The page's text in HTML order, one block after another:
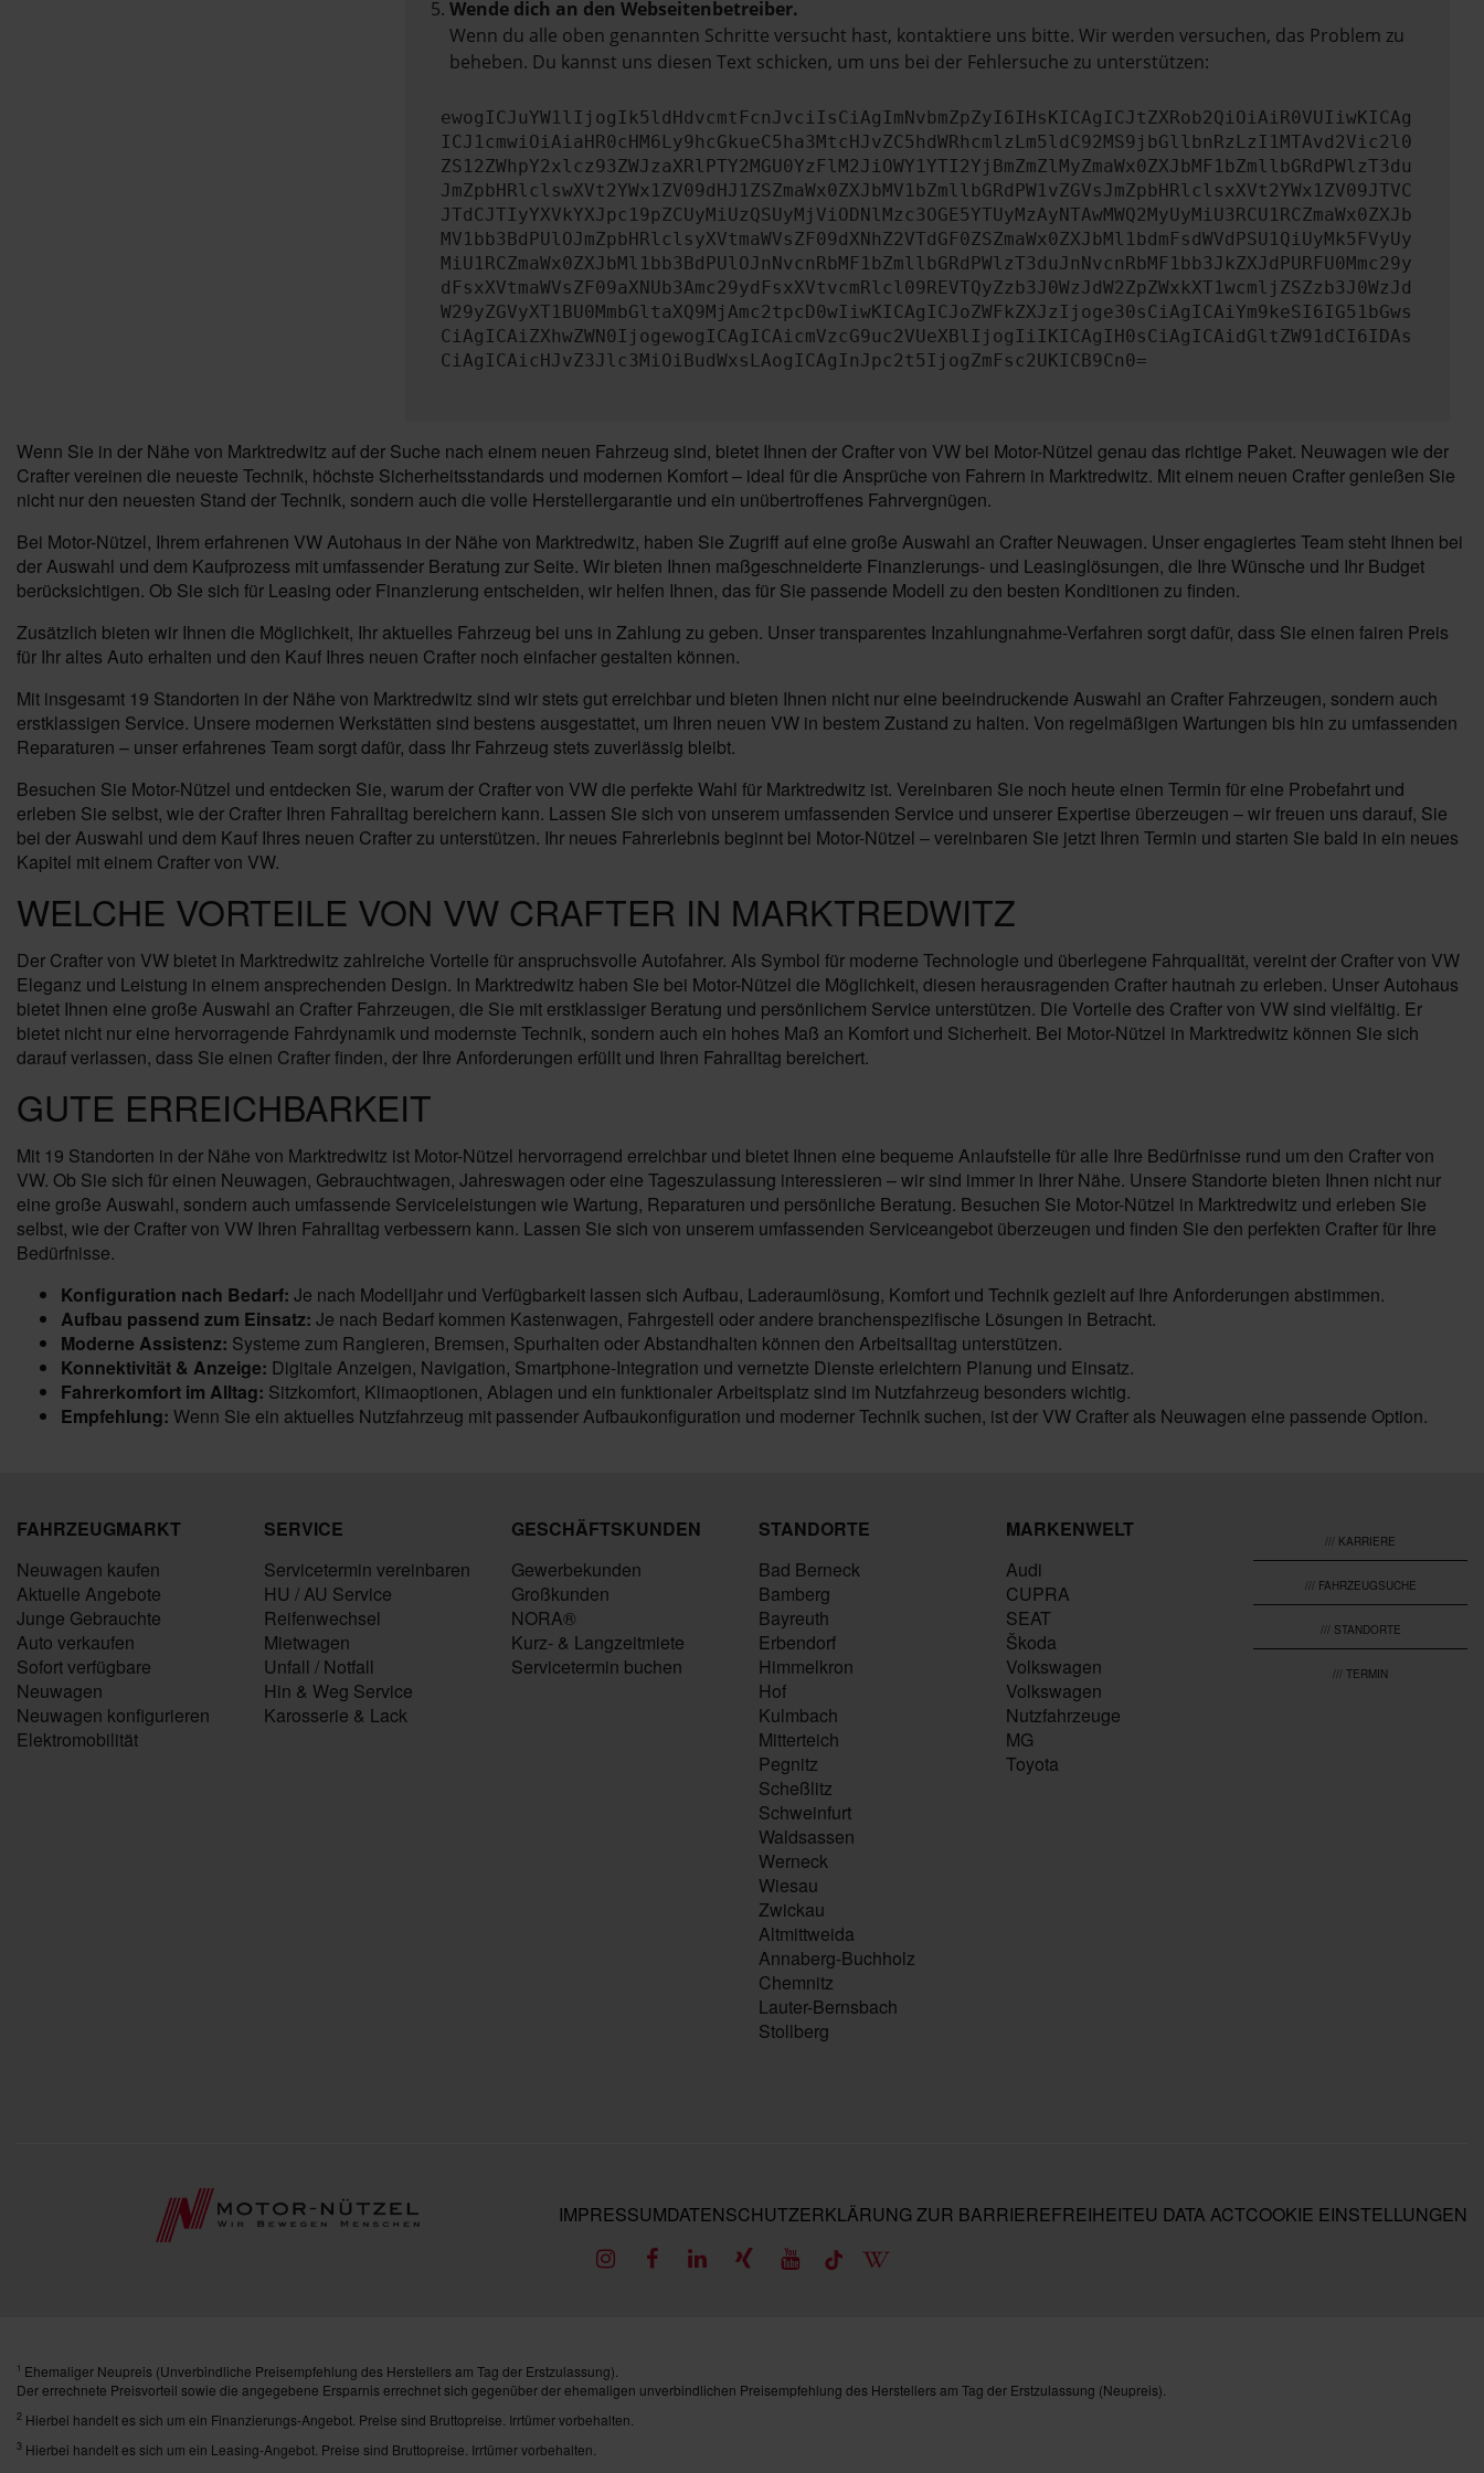
Wende dich an den Webseitenbetreiber.
Wenn du alle oben genannten Schritte versucht hast, kontaktiere uns bitte. Wir werden versuchen, das Problem zu
beheben. Du kannst uns diesen Text schicken, um uns bei der Fehlersuche zu unterstützen:
ewogICJuYW1lIjogIk5ldHdvcmtFcnJvciIsCiAgImNvbmZpZyI6IHsKICAgICJtZXRob2QiOiAiR0VUIiwKICAg
ICJ1cmwiOiAiaHR0cHM6Ly9hcGkueC5ha3MtcHJvZC5hdWRhcmlzLm5ldC92MS9jbGllbnRzLzI1MTAvd2Vic2l0
ZS12ZWhpY2xlcz93ZWJzaXRlPTY2MGU0YzFlM2JiOWY1YTI2YjBmZmZlMyZmaWx0ZXJbMF1bZmllbGRdPWlzT3du
JmZpbHRlclswXVt2YWx1ZV09dHJ1ZSZmaWx0ZXJbMV1bZmllbGRdPW1vZGVsJmZpbHRlclsxXVt2YWx1ZV09JTVC
JTdCJTIyYXVkYXJpc19pZCUyMiUzQSUyMjViODNlMzc3OGE5YTUyMzAyNTAwMWQ2MyUyMiU3RCU1RCZmaWx0ZXJb
MV1bb3BdPUlOJmZpbHRlclsyXVtmaWVsZF09dXNhZ2VTdGF0ZSZmaWx0ZXJbMl1bdmFsdWVdPSU1QiUyMk5FVyUy
MiU1RCZmaWx0ZXJbMl1bb3BdPUlOJnNvcnRbMF1bZmllbGRdPWlzT3duJnNvcnRbMF1bb3JkZXJdPURFU0Mmc29y
dFsxXVtmaWVsZF09aXNUb3Amc29ydFsxXVtvcmRlcl09REVTQyZzb3J0WzJdW2ZpZWxkXT1wcmljZSZzb3J0WzJd
W29yZGVyXT1BU0MmbGltaXQ9MjAmc2tpcD0wIiwKICAgICJoZWFkZXJzIjoge30sCiAgICAiYm9keSI6IG51bGws
CiAgICAiZXhwZWN0IjogewogICAgICAicmVzcG9uc2VUeXBlIjogIiIKICAgIH0sCiAgICAidGltZW91dCI6IDAs
CiAgICAicHJvZ3Jlc3MiOiBudWxsLAogICAgInJpc2t5IjogZmFsc2UKICB9Cn0=
Wenn Sie in der Nähe von Marktredwitz auf der Suche nach einem neuen Fahrzeug sind, bietet Ihnen der Crafter von VW bei Motor-Nützel genau das richtige Paket. Neuwagen wie der
Crafter vereinen die neueste Technik, höchste Sicherheitsstandards und modernen Komfort – ideal für die Ansprüche von Fahrern in Marktredwitz. Mit einem neuen Crafter genießen Sie
nicht nur den neuesten Stand der Technik, sondern auch die volle Herstellergarantie und ein unübertroffenes Fahrvergnügen.
Bei Motor-Nützel, Ihrem erfahrenen VW Autohaus in der Nähe von Marktredwitz, haben Sie Zugriff auf eine große Auswahl an Crafter Neuwagen. Unser engagiertes Team steht Ihnen bei
der Auswahl und dem Kaufprozess mit umfassender Beratung zur Seite. Wir bieten Ihnen maßgeschneiderte Finanzierungs- und Leasinglösungen, die Ihre Wünsche und Ihr Budget
berücksichtigen. Ob Sie sich für Leasing oder Finanzierung entscheiden, wir helfen Ihnen, das für Sie passende Modell zu den besten Konditionen zu finden.
Zusätzlich bieten wir Ihnen die Möglichkeit, Ihr aktuelles Fahrzeug bei uns in Zahlung zu geben. Unser transparentes Inzahlungnahme-Verfahren sorgt dafür, dass Sie einen fairen Preis
für Ihr altes Auto erhalten und den Kauf Ihres neuen Crafter noch einfacher gestalten können.
Mit insgesamt 19 Standorten in der Nähe von Marktredwitz sind wir stets gut erreichbar und bieten Ihnen nicht nur eine beeindruckende Auswahl an Crafter Fahrzeugen, sondern auch
erstklassigen Service. Unsere modernen Werkstätten sind bestens ausgestattet, um Ihren neuen VW in bestem Zustand zu halten. Von regelmäßigen Wartungen bis hin zu umfassenden
Reparaturen – unser erfahrenes Team sorgt dafür, dass Ihr Fahrzeug stets zuverlässig bleibt.
Besuchen Sie Motor-Nützel und entdecken Sie, warum der Crafter von VW die perfekte Wahl für Marktredwitz ist. Vereinbaren Sie noch heute einen Termin für eine Probefahrt und
erleben Sie selbst, wie der Crafter Ihren Fahralltag bereichern kann. Lassen Sie sich von unserem umfassenden Service und unserer Expertise überzeugen – wir freuen uns darauf, Sie
bei der Auswahl und dem Kauf Ihres neuen Crafter zu unterstützen. Ihr neues Fahrerlebnis beginnt bei Motor-Nützel – vereinbaren Sie jetzt Ihren Termin und starten Sie bald in ein neues
Kapitel mit einem Crafter von VW.
WELCHE VORTEILE VON VW CRAFTER IN MARKTREDWITZ
Der Crafter von VW bietet in Marktredwitz zahlreiche Vorteile für anspruchsvolle Autofahrer. Als Symbol für moderne Technologie und überlegene Fahrqualität, vereint der Crafter von VW
Eleganz und Leistung in einem ansprechenden Design. In Marktredwitz haben Sie bei Motor-Nützel die Möglichkeit, diesen herausragenden Crafter hautnah zu erleben. Unser Autohaus
bietet Ihnen eine große Auswahl an Crafter Fahrzeugen, die Sie mit erstklassiger Beratung und persönlichem Service unterstützen. Die Vorteile des Crafter von VW sind vielfältig. Er
bietet nicht nur eine hervorragende Fahrdynamik und modernste Technik, sondern auch ein hohes Maß an Komfort und Sicherheit. Bei Motor-Nützel in Marktredwitz können Sie sich
darauf verlassen, dass Sie einen Crafter finden, der Ihre Anforderungen erfüllt und Ihren Fahralltag bereichert.
GUTE ERREICHBARKEIT
Mit 19 Standorten in der Nähe von Marktredwitz ist Motor-Nützel hervorragend erreichbar und bietet Ihnen eine bequeme Anlaufstelle für alle Ihre Bedürfnisse rund um den Crafter von
VW. Ob Sie sich für einen Neuwagen, Gebrauchtwagen, Jahreswagen oder eine Tageszulassung interessieren – wir sind immer in Ihrer Nähe. Unsere Standorte bieten Ihnen nicht nur
eine große Auswahl, sondern auch umfassende Serviceleistungen wie Wartung, Reparaturen und persönliche Beratung. Besuchen Sie Motor-Nützel in Marktredwitz und erleben Sie
selbst, wie der Crafter von VW Ihren Fahralltag verbessern kann. Lassen Sie sich von unserem umfassenden Serviceangebot überzeugen und finden Sie den perfekten Crafter für Ihre
Bedürfnisse.
Konfiguration nach Bedarf: Je nach Modelljahr und Verfügbarkeit lassen sich Aufbau, Laderaumlösung, Komfort und Technik gezielt auf Ihre Anforderungen abstimmen.
Aufbau passend zum Einsatz: Je nach Bedarf kommen Kastenwagen, Fahrgestell oder andere branchenspezifische Lösungen in Betracht.
Moderne Assistenz: Systeme zum Rangieren, Bremsen, Spurhalten oder Abstandhalten können den Arbeitsalltag unterstützen.
Konnektivität & Anzeige: Digitale Anzeigen, Navigation, Smartphone-Integration und vernetzte Dienste erleichtern Planung und Einsatz.
Fahrerkomfort im Alltag: Sitzkomfort, Klimaoptionen, Ablagen und ein funktionaler Arbeitsplatz sind im Nutzfahrzeug besonders wichtig.
Empfehlung: Wenn Sie ein aktuelles Nutzfahrzeug mit passender Aufbaukonfiguration und moderner Technik suchen, ist der VW Crafter als Neuwagen eine passende Option.
FAHRZEUGMARKT
Neuwagen kaufen
Aktuelle Angebote
Junge Gebrauchte
Auto verkaufen
Sofort verfügbare
Neuwagen
Neuwagen konfigurieren
Elektromobilität
SERVICE
Servicetermin vereinbaren
HU / AU Service
Reifenwechsel
Mietwagen
Unfall / Notfall
Hin & Weg Service
Karosserie & Lack
GESCHÄFTSKUNDEN
Gewerbekunden
Großkunden
NORA®
Kurz- & Langzeitmiete
Servicetermin buchen
STANDORTE
Bad Berneck
Bamberg
Bayreuth
Erbendorf
Himmelkron
Hof
Kulmbach
Mitterteich
Pegnitz
Scheßlitz
Schweinfurt
Waldsassen
Werneck
Wiesau
Zwickau
Altmittweida
Annaberg-Buchholz
Chemnitz
Lauter-Bernsbach
Stollberg
MARKENWELT
Audi
CUPRA
SEAT
Škoda
Volkswagen
Volkswagen
Nutzfahrzeuge
MG
Toyota
/// KARRIERE
/// FAHRZEUGSUCHE
/// STANDORTE
/// TERMIN
IMPRESSUMDATENSCHUTZERKLÄRUNG ZUR BARRIEREFREIHEITEU DATA ACTCOOKIE EINSTELLUNGEN
1 Ehemaliger Neupreis (Unverbindliche Preisempfehlung des Herstellers am Tag der Erstzulassung).
Der errechnete Preisvorteil sowie die angegebene Ersparnis errechnet sich gegenüber der ehemaligen unverbindlichen Preisempfehlung des Herstellers am Tag der Erstzulassung (Neupreis).
2 Hierbei handelt es sich um ein Finanzierungs-Angebot. Preise sind Bruttopreise. Irrtümer vorbehalten.
3 Hierbei handelt es sich um ein Leasing-Angebot. Preise sind Bruttopreise. Irrtümer vorbehalten.